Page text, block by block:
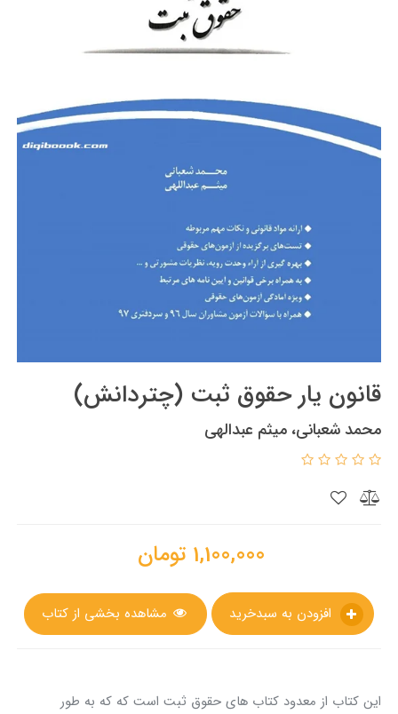
قانون يار حقوق ثبت (چتردانش)
محمد شعبانی، میثم عبدالهی
1,100,000 تومان
مشاهده بخشی از کتاب
این کتاب از معدود کتاب های حقوق ثبت است که که به طور